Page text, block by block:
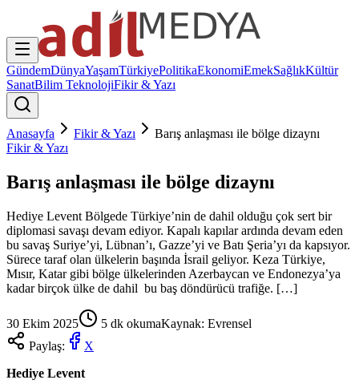
GündemDünyaYaşamTürkiyePolitikaEkonomiEmekSağlıkKültür
SanatBilim TeknolojiFikir & Yazı
Anasayfa Fikir & Yazı
Barış anlaşması ile bölge dizaynı
Fikir & Yazı
Barış anlaşması ile bölge dizaynı
Hediye Levent Bölgede Türkiye’nin de dahil olduğu çok sert bir
diplomasi savaşı devam ediyor. Kapalı kapılar ardında devam eden
bu savaş Suriye’yi, Lübnan’ı, Gazze’yi ve Batı Şeria’yı da kapsıyor.
Sürece taraf olan ülkelerin başında İsrail geliyor. Keza Türkiye,
Mısır, Katar gibi bölge ülkelerinden Azerbaycan ve Endonezya’ya
kadar birçok ülke de dahil bu baş döndürücü trafiğe. […]
30 Ekim 2025 5 dk okumaKaynak: Evrensel
Paylaş:
X
Hediye Levent